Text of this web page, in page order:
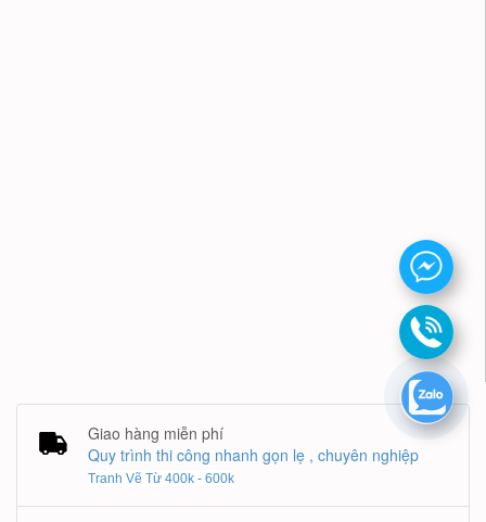
Giao hàng miễn phí
Quy trình thi công nhanh gọn lẹ , chuyên nghiệp
Tranh Vẽ Từ 400k - 600k